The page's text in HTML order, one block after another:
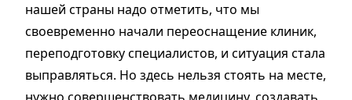
нашей страны надо отметить, что мы
своевременно начали переоснащение клиник,
переподготовку специалистов, и ситуация стала
выправляться. Но здесь нельзя стоять на месте,